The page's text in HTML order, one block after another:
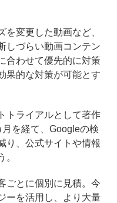
変更した動画など、
しづらい動画コンテン
合わせて優先的に対策
果的な対策が可能とす
トライアルとして著作
を経て、Googleの検
り、公式サイトや情報
。
ごとに個別に見積。今
ーを活用し、より大量